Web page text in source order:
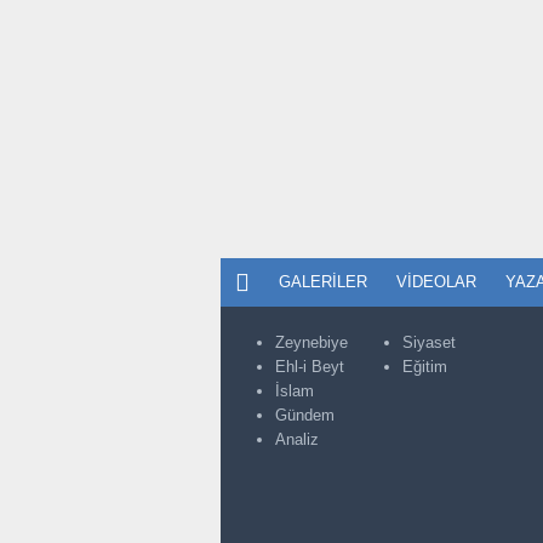
GALERILER VIDEOLAR
Zeynebiye
Ehl-i Beyt
İslam
Gündem
Analiz
Siyaset
Eğitim